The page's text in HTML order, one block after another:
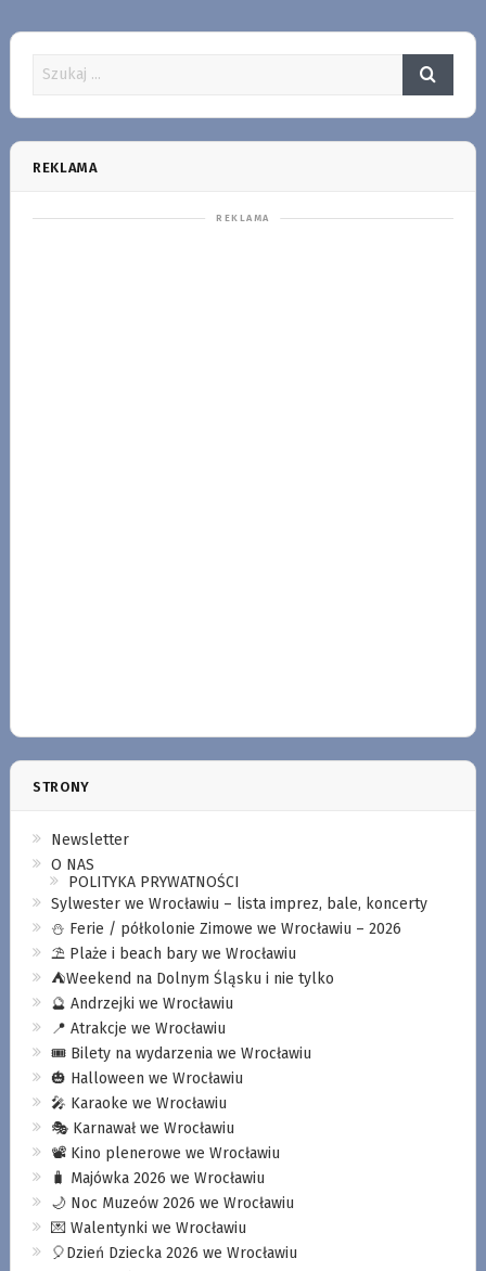
REKLAMA
STRONY
Newsletter
O NAS
POLITYKA PRYWATNOŚCI
Sylwester we Wrocławiu – lista imprez, bale, koncerty
⛄️ Ferie / półkolonie Zimowe we Wrocławiu – 2026
⛱️ Plaże i beach bary we Wrocławiu
⛺️Weekend na Dolnym Śląsku i nie tylko
🔮 Andrzejki we Wrocławiu
📍 Atrakcje we Wrocławiu
🎟️ Bilety na wydarzenia we Wrocławiu
🎃 Halloween we Wrocławiu
🎤 Karaoke we Wrocławiu
🎭 Karnawał we Wrocławiu
📽️ Kino plenerowe we Wrocławiu
🧳 Majówka 2026 we Wrocławiu
🌙 Noc Muzeów 2026 we Wrocławiu
💌 Walentynki we Wrocławiu
🎈Dzień Dziecka 2026 we Wrocławiu